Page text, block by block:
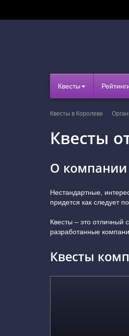
Квесты
Квесты в Королеве
Квесты
О компании
Нестандартные,
придется как следует
Квесты – это отличный
разработанные
Квесты